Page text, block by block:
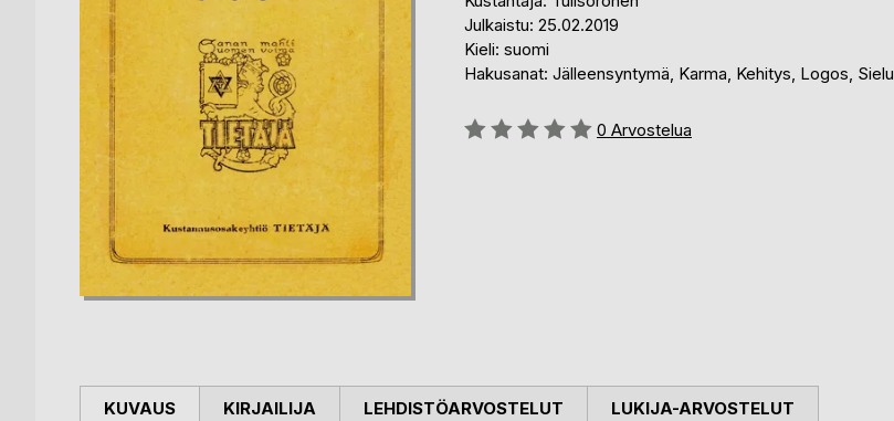
Julkaistu: 25.02.2019
Kieli: suomi
Hakusanat: Jälleensyntymä, Karma, Kehitys, Logos, Sielu
Arvostelu::
0 Arvostelua
KUVAUS KIRJAILIJA LEHDISTÖARVOSTELUT LUKIJA-ARVOSTELUT